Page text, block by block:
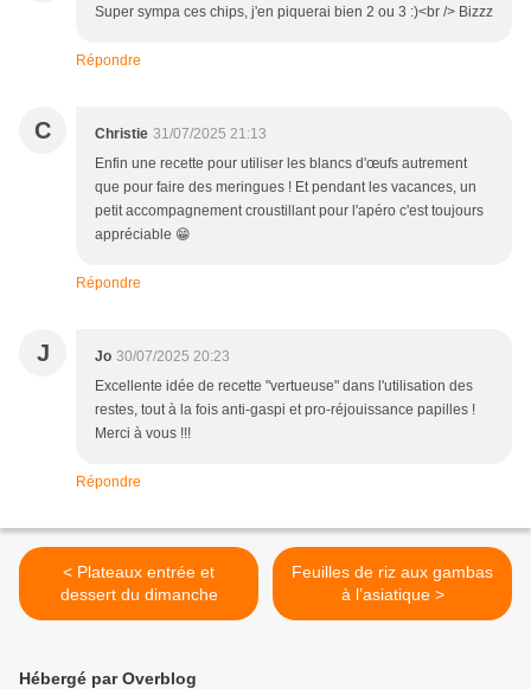
Super sympa ces chips, j'en piquerai bien 2 ou 3 :)<br /> Bizzz
Répondre
C Christie 31/07/2025 21:13
Enfin une recette pour utiliser les blancs d'œufs autrement
que pour faire des meringues ! Et pendant les vacances, un
petit accompagnement croustillant pour l'apéro c'est toujours
appréciable 😁
Répondre
J Jo 30/07/2025 20:23
Excellente idée de recette "vertueuse" dans l'utilisation des
restes, tout à la fois anti-gaspi et pro-réjouissance papilles !
Merci à vous !!!
Répondre
< Plateaux entrée et
dessert du dimanche
Feuilles de riz aux gambas
à l’asiatique >
Hébergé par Overblog